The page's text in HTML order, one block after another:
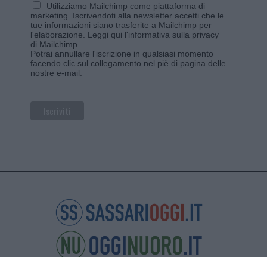
Utilizziamo Mailchimp come piattaforma di
marketing. Iscrivendoti alla newsletter accetti che le
tue informazioni siano trasferite a Mailchimp per
l'elaborazione. Leggi qui l'informativa sulla privacy
di Mailchimp
Potrai annullare l'iscrizione in qualsiasi momento
facendo clic sul collegamento nel piè di pagina delle
nostre e-mail.